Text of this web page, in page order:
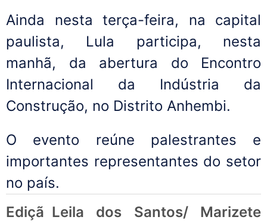
Ainda nesta terça-feira, na capital
paulista, Lula participa, nesta
manhã, da abertura do Encontro
Internacional da Indústria da
Construção, no Distrito Anhembi.
O evento reúne palestrantes e
importantes representantes do setor
no país.
Ediçã Leila dos Santos/ Marizete